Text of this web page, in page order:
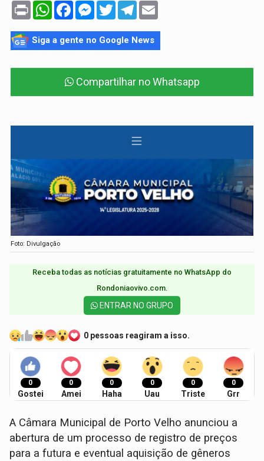
Print WhatsAppFacebookMessenger
TwitterTelegram
Siga a gente no Google News
Compartilhar no Whatsapp
Foto: Divulgação
Receba todas as notícias gratuitamente no WhatsApp do
Rondoniaovivo.com.​
ENTRAR NO GRUPO
0 pessoas reagiram a isso.
0
Gostei
0
Amei
0
Haha
0
Uau
0
Triste
0
Grr
A Câmara Municipal de Porto Velho anunciou a
abertura de um processo de registro de preços
para a futura e eventual aquisição de gêneros